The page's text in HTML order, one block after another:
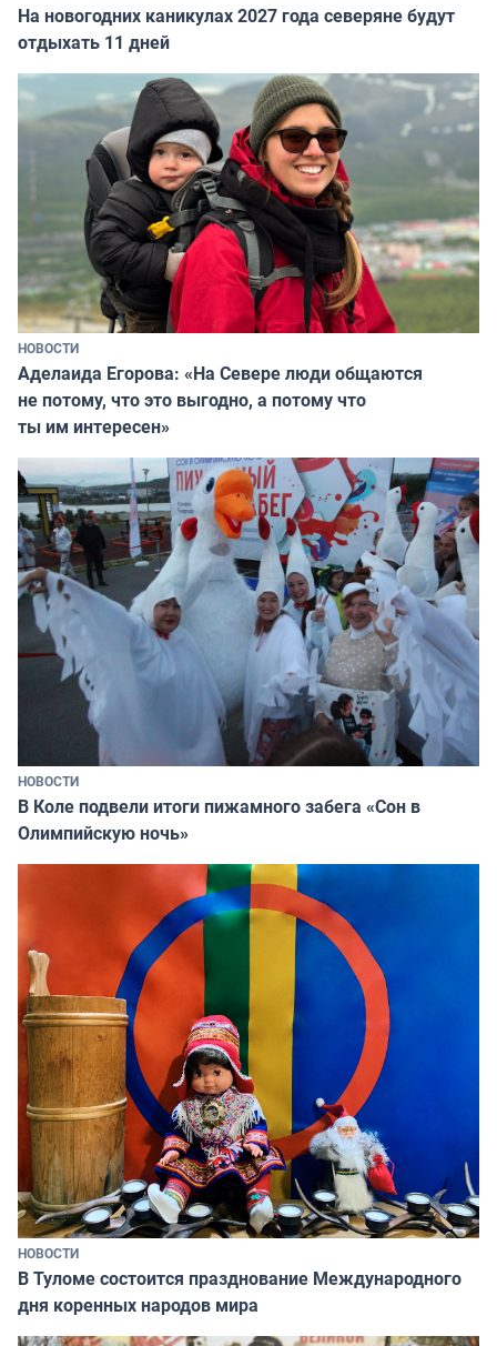
На новогодних каникулах 2027 года северяне будут
отдыхать 11 дней
НОВОСТИ
Аделаида Егорова: «На Севере люди общаются
не потому, что это выгодно, а потому что
ты им интересен»
НОВОСТИ
В Коле подвели итоги пижамного забега «Сон в
Олимпийскую ночь»
НОВОСТИ
В Туломе состоится празднование Международного
дня коренных народов мира